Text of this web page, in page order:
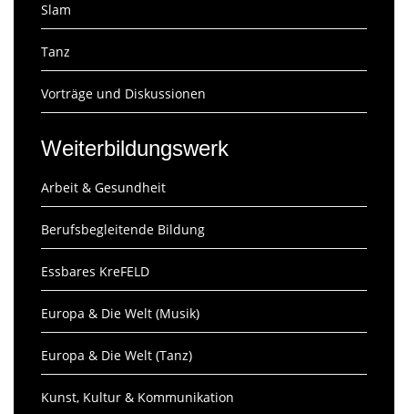
Slam
Tanz
Vorträge und Diskussionen
Weiterbildungswerk
Arbeit & Gesundheit
Berufsbegleitende Bildung
Essbares KreFELD
Europa & Die Welt (Musik)
Europa & Die Welt (Tanz)
Kunst, Kultur & Kommunikation